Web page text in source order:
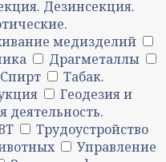
Дезинсекция.
медизделий
Драгметаллы
Табак.
Геодезия и
деятельность.
Трудоустройство
Управление